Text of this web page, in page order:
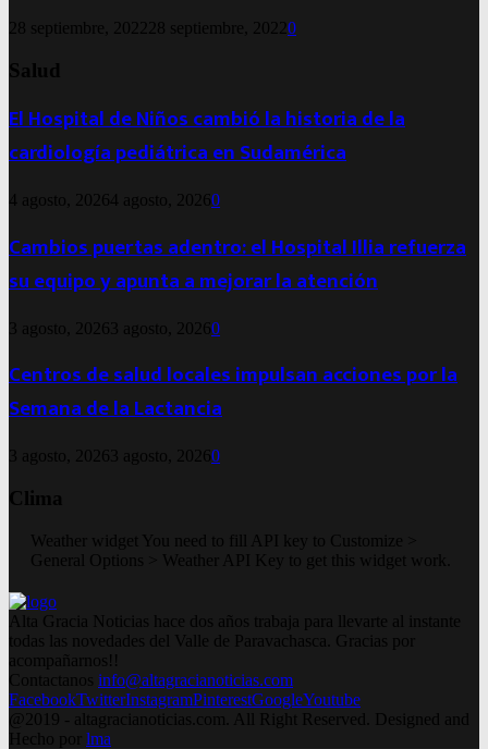
28 septiembre, 2022 28 septiembre, 2022 0
Salud
El Hospital de Niños cambió la historia de la
cardiología pediátrica en Sudamérica
4 agosto, 20264 agosto, 20260
Cambios puertas adentro: el Hospital Illia refuerza
su equipo y apunta a mejorar la atención
3 agosto, 2026 3 agosto, 20260
Centros de salud locales impulsan acciones por la
Semana de la Lactancia
3 agosto, 2026 3 agosto, 20260
Clima
Weather widget You need to fill API key to Customize >
General Options > Weather API Key to get this widget work.
Alta Gracia Noticias hace dos años trabaja para llevarte al instante
todas las novedades del Valle de Paravachasca. Gracias por
acompañarnos!!
Contactanos info@altagracianoticias.com
FacebookTwitterInstagramPinterestGoogleYoutube
@2019 - altagracianoticias.com. All Right Reserved. Designed and
Hecho por lma